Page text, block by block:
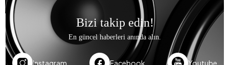
Bizi takip edin!
En güncel haberleri anında alın.
Instagram Facebook Youtube